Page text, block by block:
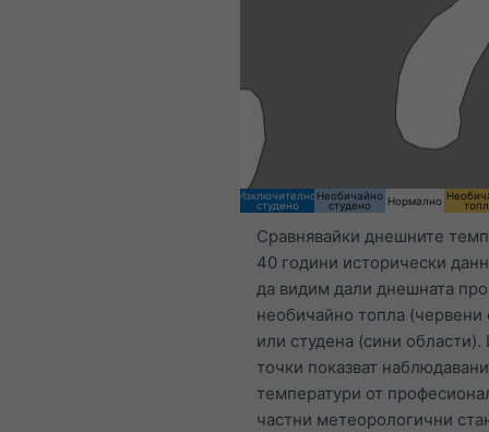
Изключително
студено
Необичайно
студено
Нормално
Сравнявайки днешните
40 години исторически
да видим дали днешната
необичайно топла (червени
или студена (сини области).
точки показват
температури от
частни метеорологични